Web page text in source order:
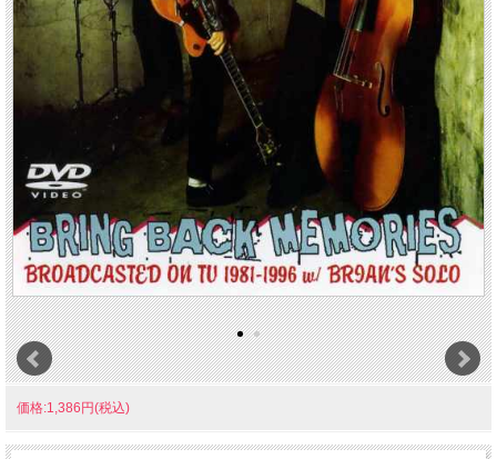
価格:1,386円(税込)